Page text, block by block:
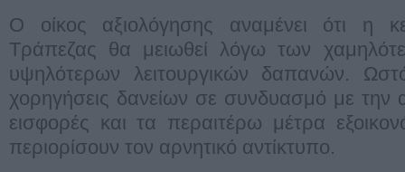
Ο οίκος αξιολόγησης αναμένει ότι η
Τράπεζας θα μειωθεί λόγω των
υψηλότερων λειτουργικών δαπανών.
χορηγήσεις δανείων σε συνδυασμό με
εισφορές και τα περαιτέρω μέτρα
περιορίσουν τον αρνητικό αντίκτυπο.